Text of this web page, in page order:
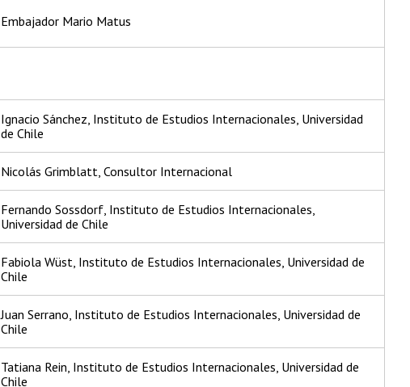
Embajador Mario Matus
Ignacio Sánchez, Instituto de Estudios Internacionales, Universidad
de Chile
Nicolás Grimblatt, Consultor Internacional
Fernando Sossdorf, Instituto de Estudios Internacionales,
Universidad de Chile
Fabiola Wüst, Instituto de Estudios Internacionales, Universidad de
Chile
Juan Serrano, Instituto de Estudios Internacionales, Universidad de
Chile
Tatiana Rein, Instituto de Estudios Internacionales, Universidad de
Chile